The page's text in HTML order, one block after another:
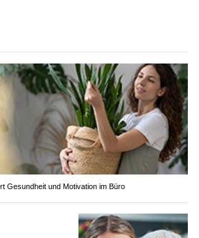
Gesundheit und Motivation im Büro